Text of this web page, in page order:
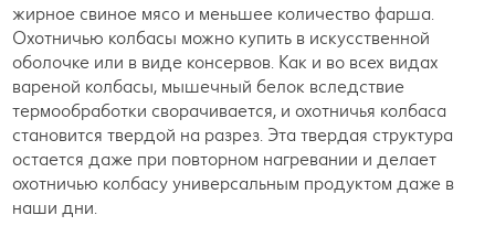
жирное свиное мясо и меньшее количество фарша.
Охотничью колбасы можно купить в искусственной
оболочке или в виде консервов. Как и во всех видах
вареной колбасы, мышечный белок вследствие
термообработки сворачивается, и охотничья колбаса
становится твердой на разрез. Эта твердая структура
остается даже при повторном нагревании и делает
охотничью колбасу универсальным продуктом даже в
наши дни.